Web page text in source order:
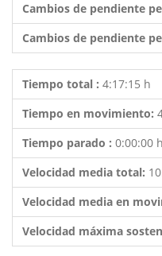
Cambios de pendiente
Cambios de pendiente
Tiempo total : 4:17:15 h
Tiempo en movimiento:
Tiempo parado : 0:00:00 h
Velocidad media total:
Velocidad media en
Velocidad máxima